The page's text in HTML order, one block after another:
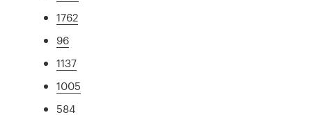
1762
96
1137
1005
584